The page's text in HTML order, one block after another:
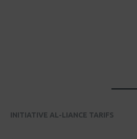
INITIATIVE AL-LIANCE TARIFS